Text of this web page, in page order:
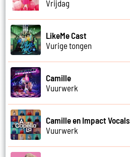
Vrijdag
LikeMe Cast
Vurige tongen
Camille
Vuurwerk
Camille en Impact Vocals
Vuurwerk